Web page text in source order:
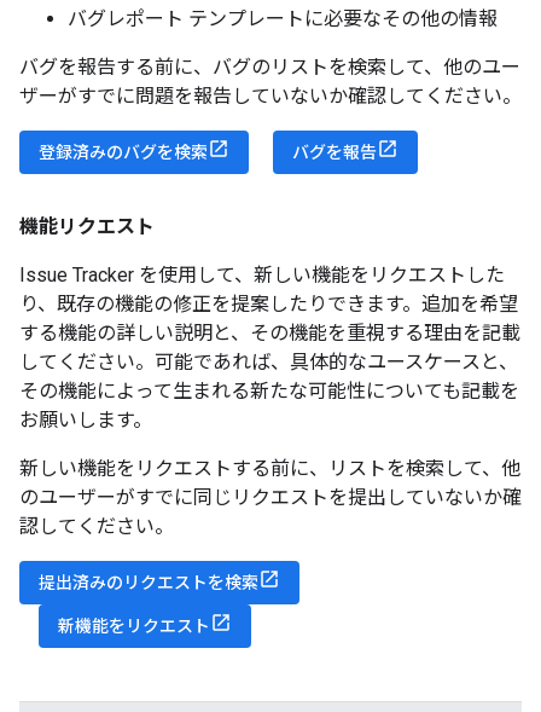
バグレポート テンプレートに必要なその他の情報
バグを報告する前に、バグのリストを検索して、他のユー
ザーがすでに問題を報告していないか確認してください。
登録済みのバグを検索 バグを報告
機能リクエスト
Issue Tracker を使用して、新しい機能をリクエストした
り、既存の機能の修正を提案したりできます。追加を希望
する機能の詳しい説明と、その機能を重視する理由を記載
してください。可能であれば、具体的なユースケースと、
その機能によって生まれる新たな可能性についても記載を
お願いします。
新しい機能をリクエストする前に、リストを検索して、他
のユーザーがすでに同じリクエストを提出していないか確
認してください。
提出済みのリクエストを検索
新機能をリクエスト